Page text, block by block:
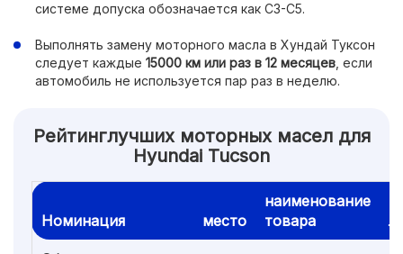
системе допуска обозначается как С3-С5.
Выполнять замену моторного масла в Хундай Туксон
следует каждые 15000 км или раз в 12 месяцев , если
автомобиль не используется пар раз в неделю.
Рейтинглучших моторных масел для
Hyundai Tucson
Номинация место
наименование
товара